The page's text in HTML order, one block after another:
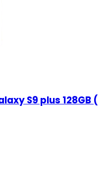
S9 plus 128GB (